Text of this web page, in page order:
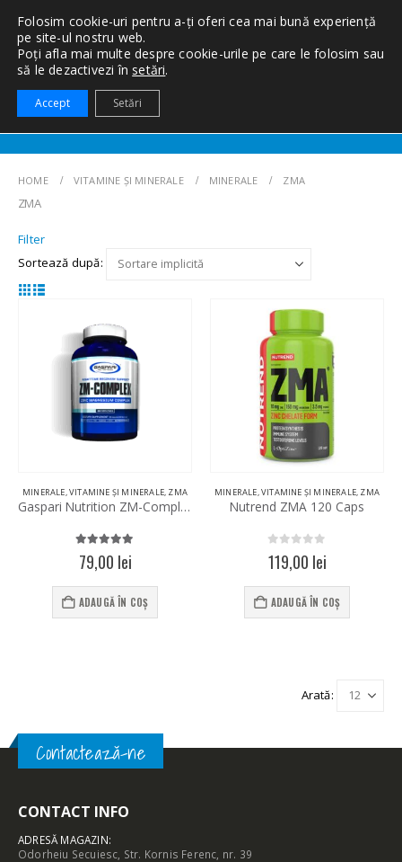
HOME VITAMINE ȘI MINERALE MINERALE ZMA
ZMA
Filter
Sortează după:
MINERALE,VITAMINE ȘI MINERALE, ZMA
Gaspari Nutrition ZM-Complex 90 Capsules
5.00 out of 5
79,00 lei
ADAUGĂ ÎN COȘ
MINERALE,VITAMINE ȘI MINERALE, ZMA
Nutrend ZMA 120 Caps
0 out of 5
119,00 lei
ADAUGĂ ÎN COȘ
Arată:
Contactează-ne
CONTACT INFO
ADRESĂ MAGAZIN:
Odorheiu Secuiesc, Str. Kornis Ferenc, nr. 39
Folosim cookie-uri pentru a-ți oferi cea mai bună experiență
pe site-ul nostru web.
Poți afla mai multe despre cookie-urile pe care le folosim sau
să le dezactivezi în setări.
Accept Setări